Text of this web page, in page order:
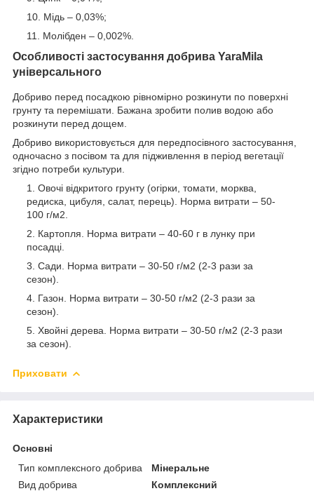
Мідь – 0,03%;
Молібден – 0,002%.
Особливості застосування добрива YaraMila
універсального
Добриво перед посадкою рівномірно розкинути по поверхні
грунту та перемішати. Бажана зробити полив водою або
розкинути перед дощем.
Добриво використовується для передпосівного застосування,
одночасно з посівом та для підживлення в період вегетації
згідно потреби культури.
Овочі відкритого грунту (огірки, томати, морква,
редиска, цибуля, салат, перець). Норма витрати – 50-
100 г/м2.
Картопля. Норма витрати – 40-60 г в лунку при
посадці.
Сади. Норма витрати – 30-50 г/м2 (2-3 рази за
сезон).
Газон. Норма витрати – 30-50 г/м2 (2-3 рази за
сезон).
Хвойні дерева. Норма витрати – 30-50 г/м2 (2-3 рази
за сезон).
Приховати
Характеристики
Основні
Тип комплексного добрива
Мінеральне
Вид добрива
Комплексний